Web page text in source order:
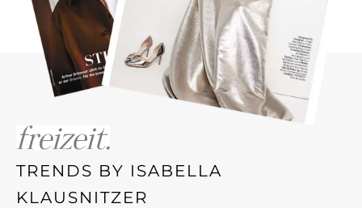
TRENDS BY ISABELLA
KLAUSNITZER